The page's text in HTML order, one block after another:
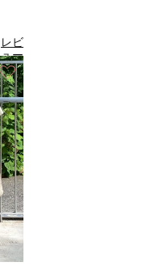
レビ
ュー
を見
る
お気に入り